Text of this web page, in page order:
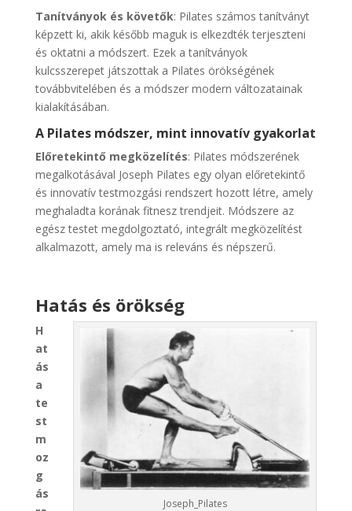
Tanítványok és követők: Pilates számos tanítványt
képzett ki, akik később maguk is elkezdték terjeszteni
és oktatni a módszert. Ezek a tanítványok
kulcsszerepet játszottak a Pilates örökségének
továbbvitelében és a módszer modern változatainak
kialakításában.
A Pilates módszer, mint innovatív gyakorlat
Előretekintő megközelítés: Pilates módszerének
megalkotásával Joseph Pilates egy olyan előretekintő
és innovatív testmozgási rendszert hozott létre, amely
meghaladta korának fitnesz trendjeit. Módszere az
egész testet megdolgoztató, integrált megközelítést
alkalmazott, amely ma is releváns és népszerű.
Hatás és örökség
Joseph_Pilates
H
at
ás
a
te
st
m
oz
g
ás